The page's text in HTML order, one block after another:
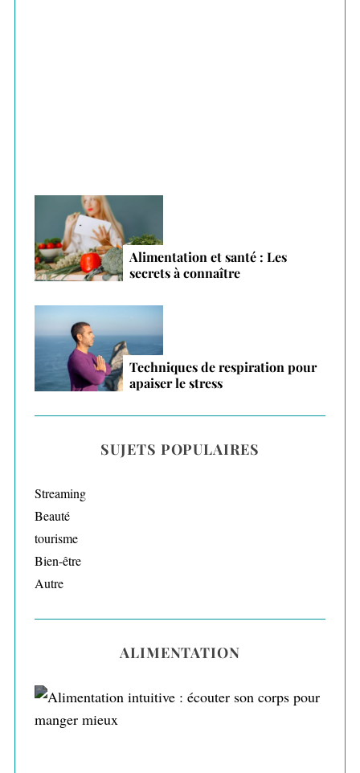
Alimentation et santé : Les
secrets à connaître
Techniques de respiration pour
apaiser le stress
SUJETS POPULAIRES
Streaming
Beauté
tourisme
Bien-être
Autre
ALIMENTATION